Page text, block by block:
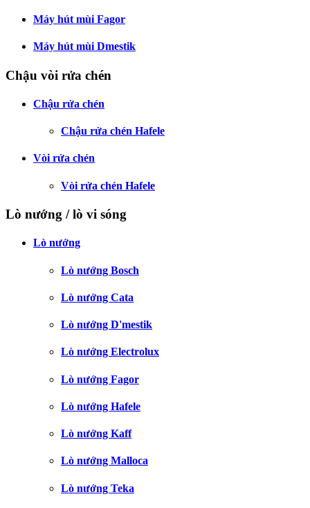
Máy hút mùi Fagor
Máy hút mùi Dmestik
Chậu vòi rửa chén
Chậu rửa chén
Chậu rửa chén Hafele
Vòi rửa chén
Vòi rửa chén Hafele
Lò nướng / lò vi sóng
Lò nướng
Lò nướng Bosch
Lò nướng Cata
Lò nướng D'mestik
Lò nướng Electrolux
Lò nướng Fagor
Lò nướng Hafele
Lò nướng Kaff
Lò nướng Malloca
Lò nướng Teka